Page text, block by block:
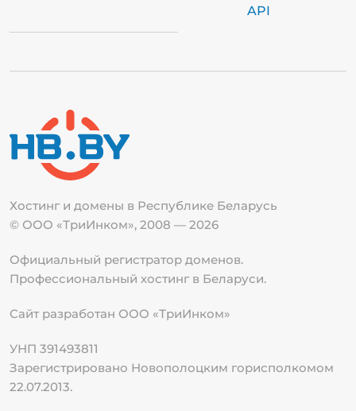
API
Хостинг и домены в Республике Беларусь
© ООО «ТриИнком», 2008 — 2026
Официальный регистратор доменов.
Профессиональный хостинг в Беларуси.
Сайт разработан ООО «ТриИнком»
УНП 391493811
Зарегистрировано Новополоцким горисполкомом
22.07.2013.